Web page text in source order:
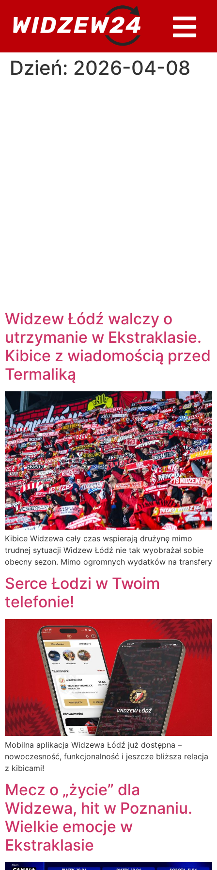
Dzień: 2026-04-08
Widzew Łódź walczy o
utrzymanie w Ekstraklasie.
Kibice z wiadomością przed
Termaliką
Kibice Widzewa cały czas wspierają drużynę mimo
trudnej sytuacji Widzew Łódź nie tak wyobrażał sobie
obecny sezon. Mimo ogromnych wydatków na transfery
Serce Łodzi w Twoim
telefonie!
Mobilna aplikacja Widzewa Łódź już dostępna –
nowoczesność, funkcjonalność i jeszcze bliższa relacja
z kibicami!
Mecz o „życie” dla
Widzewa, hit w Poznaniu.
Wielkie emocje w
Ekstraklasie